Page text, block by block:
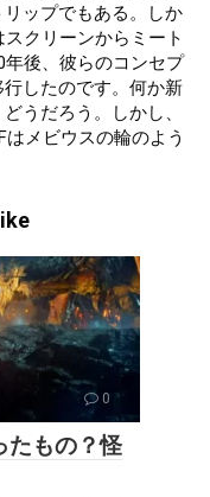
ップでもある。しか
クリーンからミート
後、彼らのコンセプ
したのです。何か新
うだろう。しかし、
メビウスの輪のよう
0
たもの？怪